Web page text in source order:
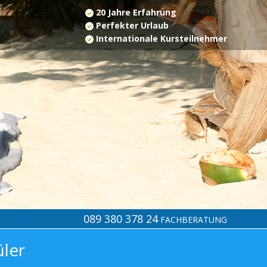
20 Jahre Erfahrung
Perfekter Urlaub
Internationale Kursteilnehmer
089 380 378 24 FACHBERATUNG